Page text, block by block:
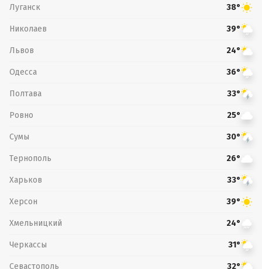
Луганск 38°
Николаев 39°
Львов 24°
Одесса 36°
Полтава 33°
Ровно 25°
Сумы 30°
Тернополь 26°
Харьков 33°
Херсон 39°
Хмельницкий 24°
Черкассы 31°
Севастополь 32°